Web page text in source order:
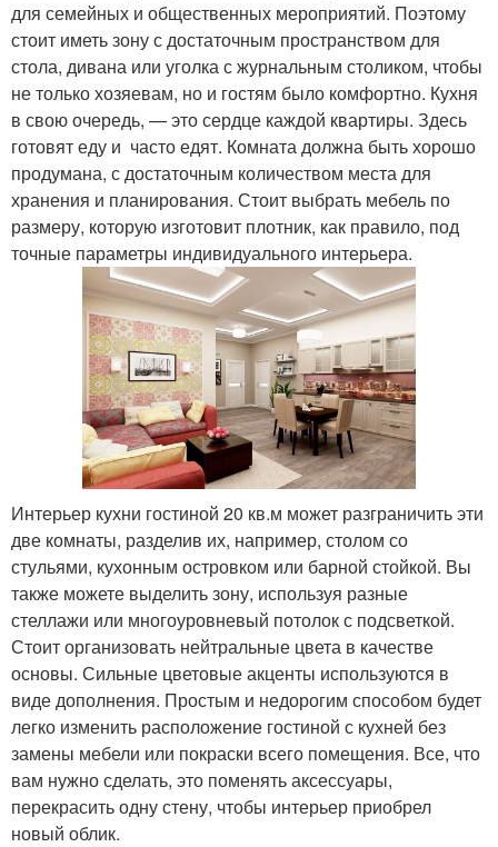
для семейных и общественных мероприятий. Поэтому
стоит иметь зону с достаточным пространством для
стола, дивана или уголка с журнальным столиком, чтобы
не только хозяевам, но и гостям было комфортно. Кухня
в свою очередь, — это сердце каждой квартиры. Здесь
готовят еду и часто едят. Комната должна быть хорошо
продумана, с достаточным количеством места для
хранения и планирования. Стоит выбрать мебель по
размеру, которую изготовит плотник, как правило, под
точные параметры индивидуального интерьера.
Интерьер кухни гостиной 20 кв.м может разграничить эти
две комнаты, разделив их, например, столом со
стульями, кухонным островком или барной стойкой. Вы
также можете выделить зону, используя разные
стеллажи или многоуровневый потолок с подсветкой.
Стоит организовать нейтральные цвета в качестве
основы. Сильные цветовые акценты используются в
виде дополнения. Простым и недорогим способом будет
легко изменить расположение гостиной с кухней без
замены мебели или покраски всего помещения. Все, что
вам нужно сделать, это поменять аксессуары,
перекрасить одну стену, чтобы интерьер приобрел
новый облик.